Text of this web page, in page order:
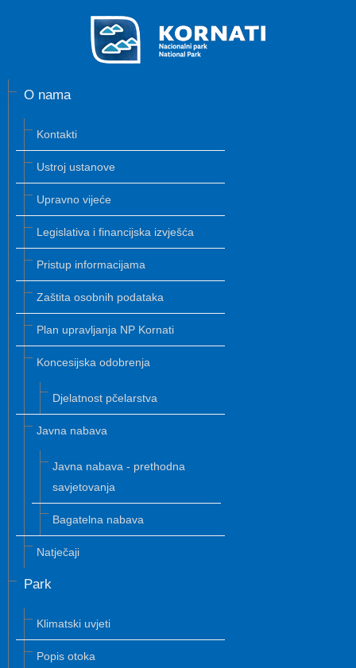
O nama
Kontakti
Ustroj ustanove
Upravno vijeće
Legislativa i financijska izvješća
Pristup informacijama
Zaštita osobnih podataka
Plan upravljanja NP Kornati
Koncesijska odobrenja
Djelatnost pčelarstva
Javna nabava
Javna nabava - prethodna
savjetovanja
Bagatelna nabava
Natječaji
Park
Klimatski uvjeti
Popis otoka